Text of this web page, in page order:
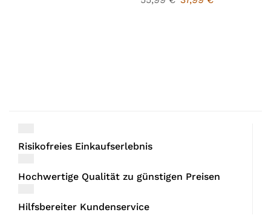
Risikofreies Einkaufserlebnis
Hochwertige Qualität zu günstigen Preisen
Hilfsbereiter Kundenservice